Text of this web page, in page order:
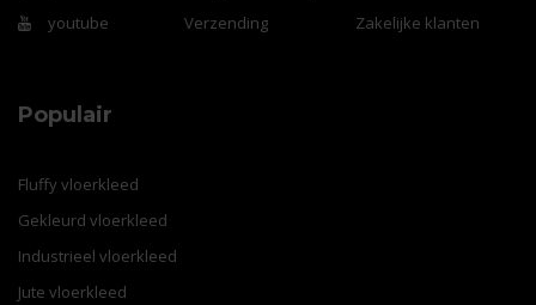
youtube
Verzending
Zakelijke klanten
Populair
Fluffy vloerkleed
Gekleurd vloerkleed
Industrieel vloerkleed
Jute vloerkleed